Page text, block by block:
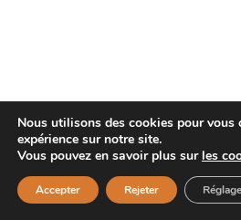
Nous utilisons des cookies pour
expérience sur notre site.
Vous pouvez en savoir plus sur les
Accepter Rejeter